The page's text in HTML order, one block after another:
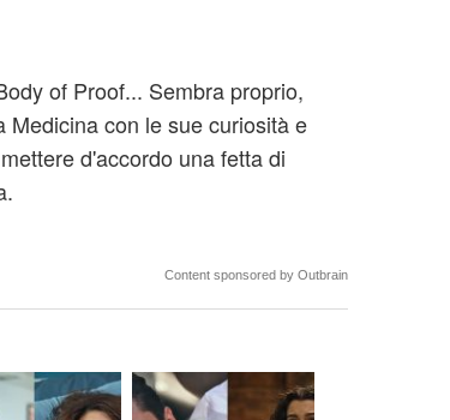
of Proof... Sembra proprio,
Medicina con le sue curiosità e
d'accordo una fetta di
Content sponsored by Outbrain